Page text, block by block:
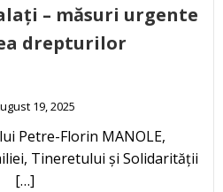
– măsuri urgente
drepturilor
19, 2025
Petre-Florin MANOLE,
Tineretului și Solidarității
[…]